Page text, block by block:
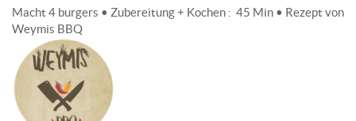
Macht 4 burgers • Zubereitung + Kochen : 45 Min • Rezept von
Weymis BBQ